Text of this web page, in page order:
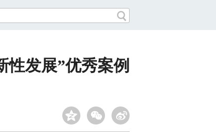
性发展”优秀案例